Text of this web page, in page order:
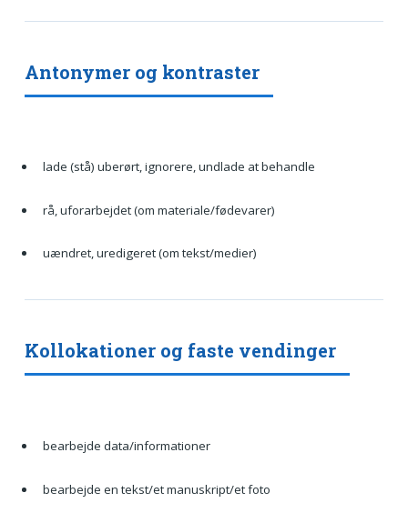
Antonymer og kontraster
lade (stå) uberørt, ignorere, undlade at behandle
rå, uforarbejdet (om materiale/fødevarer)
uændret, uredigeret (om tekst/medier)
Kollokationer og faste vendinger
bearbejde data/informationer
bearbejde en tekst/et manuskript/et foto